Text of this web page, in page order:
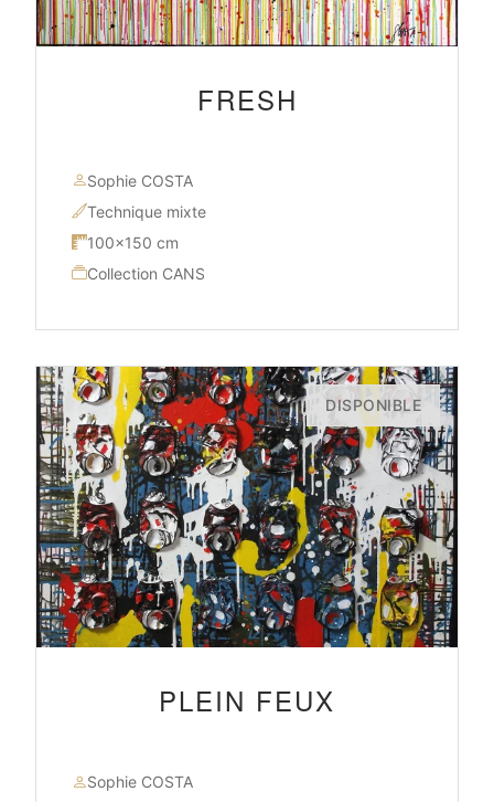
FRESH
Sophie COSTA
Technique mixte
100×150 cm
Collection CANS
DISPONIBLE
PLEIN FEUX
Sophie COSTA